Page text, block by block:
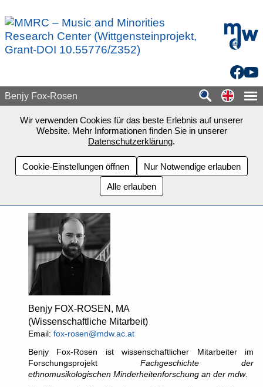
mdw -
Benjy Fox-Rosen
Wir verwenden Cookies für das beste Erlebnis auf unserer
Website. Mehr Informationen finden Sie in unserer
Datenschutzerklärung.
Cookie-Einstellungen öffnen
Nur Notwendige erlauben
Alle erlauben
Benjy FOX-ROSEN, MA
(Wissenschaftliche Mitarbeit)
Email: fox-rosen@mdw.ac.at
Benjy Fox-Rosen ist wissenschaftlicher Mitarbeiter im
Forschungsprojekt Fachgeschichte der
ethnomusikologischen Minderheitenforschung an der mdw.